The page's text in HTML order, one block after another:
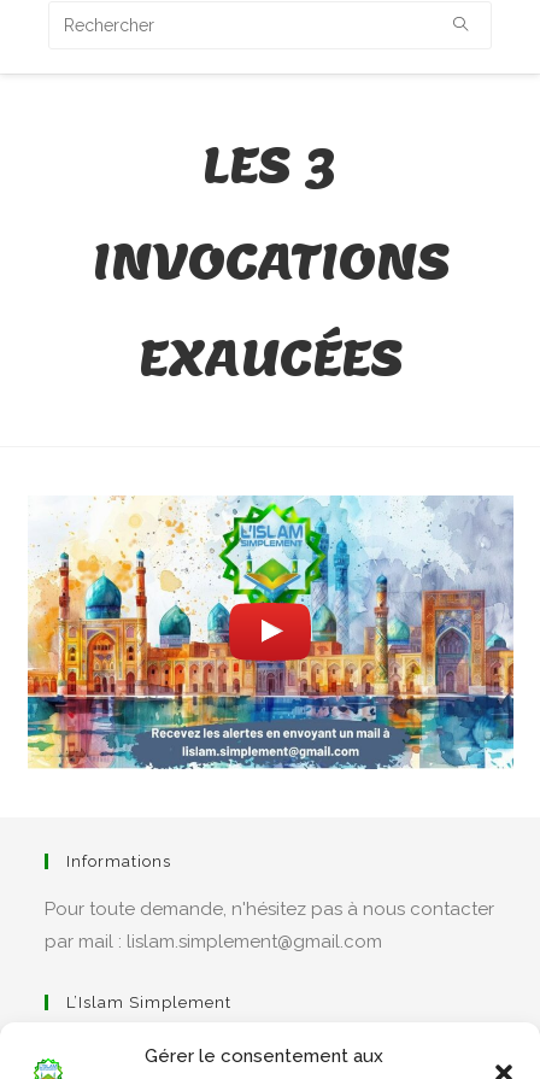
Gérer le consentement aux
LES 3
INVOCATIONS
EXAUCÉES
Informations
Pour toute demande, n'hésitez pas à nous contacter
par mail : lislam.simplement@gmail.com
L’Islam Simplement